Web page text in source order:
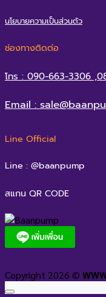
นโยบายความเป็นส่วนตัว
ช่องทางติดต่อ
โทร : 090-663-3306
Email :
Line Official
Line : @baanpump
สแกน QR CODE
Copyright 2026 ©